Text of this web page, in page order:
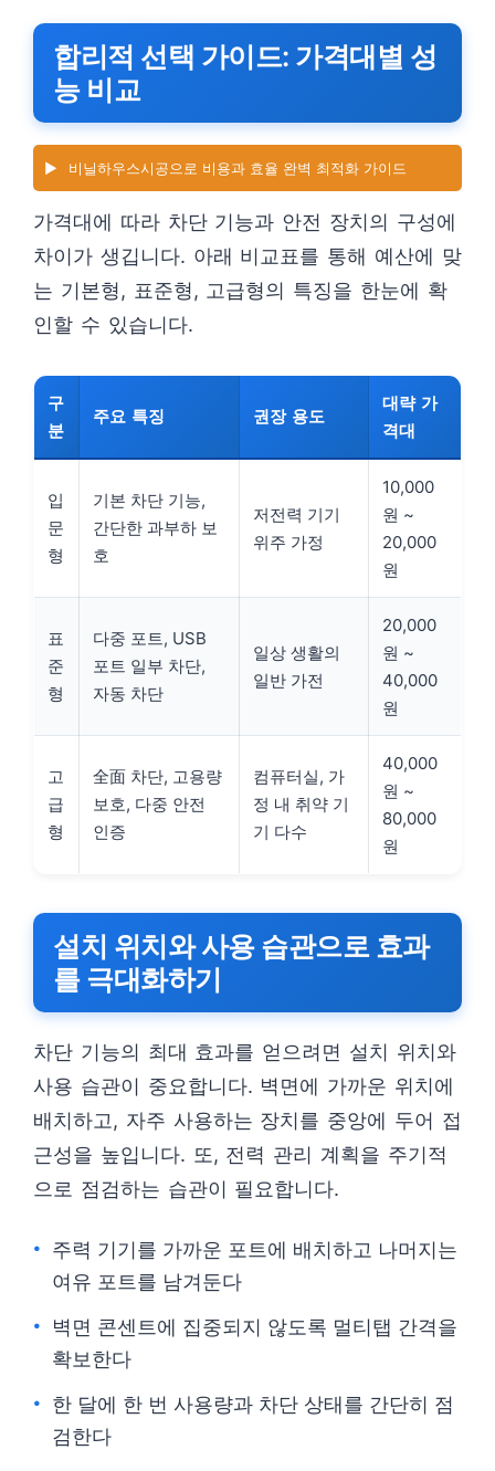
합리적 선택 가이드: 가격대별 성
능 비교
▶️ 비닐하우스시공으로 비용과 효율 완벽 최적화 가이드
가격대에 따라 차단 기능과 안전 장치의 구성에
차이가 생깁니다. 아래 비교표를 통해 예산에 맞
는 기본형, 표준형, 고급형의 특징을 한눈에 확
인할 수 있습니다.
구
분
주요 특징 권장 용도
대략 가
격대
입
문
형
기본 차단 기능,
간단한 과부하 보
호
저전력 기기
위주 가정
10,000
원 ~
20,000
원
표
준
형
다중 포트, USB
포트 일부 차단,
자동 차단
일상 생활의
일반 가전
20,000
원 ~
40,000
원
고
급
형
全面 차단, 고용량
보호, 다중 안전
인증
컴퓨터실, 가
정 내 취약 기
기 다수
40,000
원 ~
80,000
원
설치 위치와 사용 습관으로 효과
를 극대화하기
차단 기능의 최대 효과를 얻으려면 설치 위치와
사용 습관이 중요합니다. 벽면에 가까운 위치에
배치하고, 자주 사용하는 장치를 중앙에 두어 접
근성을 높입니다. 또, 전력 관리 계획을 주기적
으로 점검하는 습관이 필요합니다.
주력 기기를 가까운 포트에 배치하고 나머지는
여유 포트를 남겨둔다
벽면 콘센트에 집중되지 않도록 멀티탭 간격을
확보한다
한 달에 한 번 사용량과 차단 상태를 간단히 점
검한다